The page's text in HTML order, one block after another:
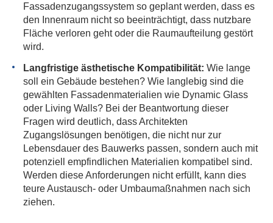
Fassadenzugangssystem so geplant werden, dass es
den Innenraum nicht so beeinträchtigt, dass nutzbare
Fläche verloren geht oder die Raumaufteilung gestört
wird.
Langfristige ästhetische Kompatibilität: Wie lange
soll ein Gebäude bestehen? Wie langlebig sind die
gewählten Fassadenmaterialien wie Dynamic Glass
oder Living Walls? Bei der Beantwortung dieser
Fragen wird deutlich, dass Architekten
Zugangslösungen benötigen, die nicht nur zur
Lebensdauer des Bauwerks passen, sondern auch mit
potenziell empfindlichen Materialien kompatibel sind.
Werden diese Anforderungen nicht erfüllt, kann dies
teure Austausch- oder Umbaumaßnahmen nach sich
ziehen.